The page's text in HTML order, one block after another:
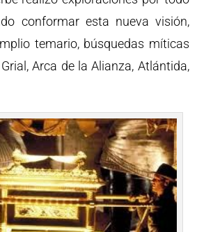
conformar esta nueva visión,
temario, búsquedas míticas
Arca de la Alianza, Atlántida,